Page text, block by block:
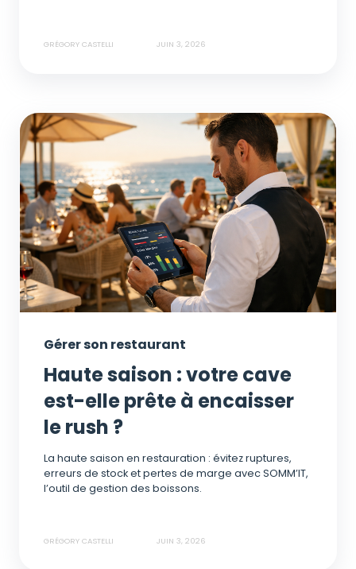
GRÉGORY CASTELLI JUIN 3, 2026
Gérer son restaurant
Haute saison : votre cave
est-elle prête à encaisser
le rush ?
La haute saison en restauration : évitez ruptures,
erreurs de stock et pertes de marge avec SOMM’IT,
l’outil de gestion des boissons.
GRÉGORY CASTELLI JUIN 3, 2026